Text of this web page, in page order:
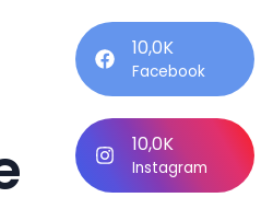
10,0K
Facebook
10,0K
Instagram